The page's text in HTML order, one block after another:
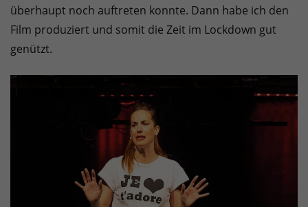
überhaupt noch auftreten konnte. Dann habe ich den
Film produziert und somit die Zeit im Lockdown gut
genützt.